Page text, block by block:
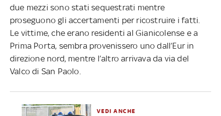
due mezzi sono stati sequestrati mentre
proseguono gli accertamenti per ricostruire i fatti.
Le vittime, che erano residenti al Gianicolense e a
Prima Porta, sembra provenissero uno dall’Eur in
direzione nord, mentre l’altro arrivava da via del
Valco di San Paolo.
VEDI ANCHE